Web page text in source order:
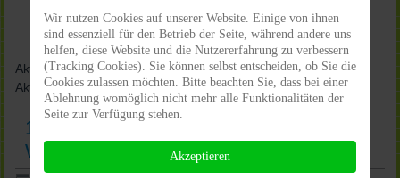
Aktuelle Seite:Home Archiv Jahr 2017
12.11.2017:
Aktion Gelber Engel - Warnwesten
12.11.2017: Aktion Gelber Engel -
Warnwesten
Wir nutzen Cookies auf unserer Website. Einige von ihnen
sind essenziell für den Betrieb der Seite, während andere uns
helfen, diese Website und die Nutzererfahrung zu verbessern
(Tracking Cookies). Sie können selbst entscheiden, ob Sie die
Cookies zulassen möchten. Bitte beachten Sie, dass bei einer
Ablehnung womöglich nicht mehr alle Funktionalitäten der
Seite zur Verfügung stehen.
Akzeptieren